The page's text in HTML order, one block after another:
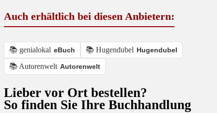
Auch erhältlich bei diesen Anbietern:
📚 genialokal eBuch 📚 Hugendubel Hugendubel
📚 Autorenwelt Autorenwelt
Lieber vor Ort bestellen?
So finden Sie Ihre Buchhandlung